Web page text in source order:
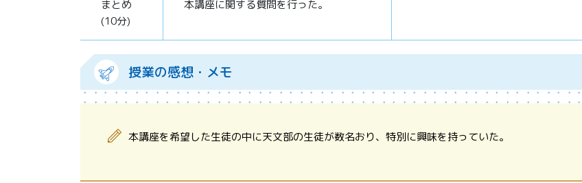
まとめ
(10分)
本講座に関する質問を行った。
授業の感想・メモ
本講座を希望した生徒の中に天文部の生徒が数名おり、特別に興味を持っていた。